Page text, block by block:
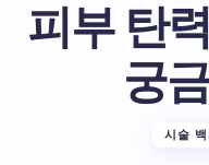
피부 탄
궁
시술